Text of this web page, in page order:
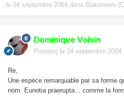
le 24 septembre 2004 dans Diatomées
Dominique Voisin
Posté(e) le 24 septembre 2004
Re,
Une espèce remarquable par sa forme
nom. Eunotia praerupta... comme la